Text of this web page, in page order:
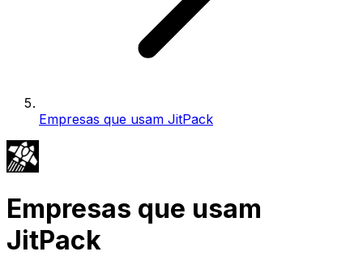
Empresas que usam JitPack
Empresas que usam
JitPack